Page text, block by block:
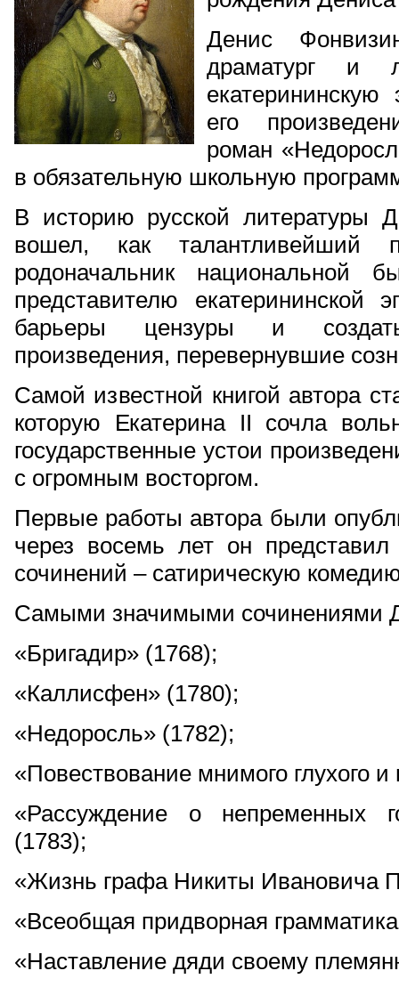
Денис
драматург и
его
роман
в обязательную школьную
В историю русской литературы
вошел, как талантливейший
родоначальник национальной
представителю екатерининской
барьеры цензуры и
произведения, перевернувшие
Самой известной книгой автора
которую Екатерина II сочла
государственные устои
с огромным восторгом.
Первые работы автора были
через восемь лет он
сочинений – сатирическую
Самыми значимыми сочинениями
«Бригадир» (1768);
«Каллисфен» (1780);
«Недоросль» (1782);
«Повествование мнимого глухого
«Рассуждение о непременных
(1783);
«Жизнь графа Никиты Ивановича
«Всеобщая придворная
«Наставление дяди своему